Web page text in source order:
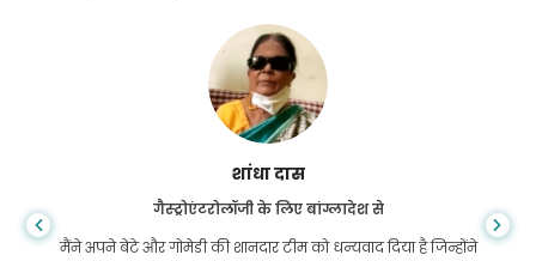
शांधा दास
गैस्ट्रोएंटरोलॉजी के लिए बांग्लादेश से
मैंने अपने बेटे और गोमेडी की शानदार टीम को धन्यवाद दिया है जिन्होंने